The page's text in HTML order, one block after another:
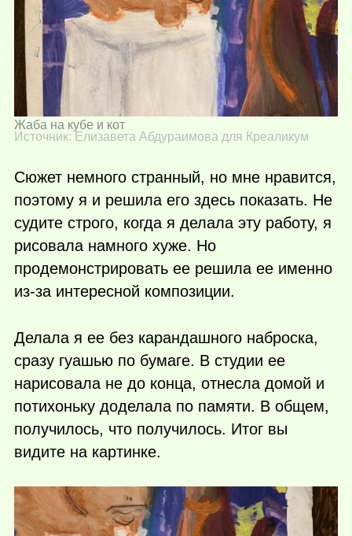
Жаба на кубе и кот
Источник: Елизавета Абдураимова для Креаликум
Сюжет немного странный, но мне нравится,
поэтому я и решила его здесь показать. Не
судите строго, когда я делала эту работу, я
рисовала намного хуже. Но
продемонстрировать ее решила ее именно
из-за интересной композиции.
Делала я ее без карандашного наброска,
сразу гуашью по бумаге. В студии ее
нарисовала не до конца, отнесла домой и
потихоньку доделала по памяти. В общем,
получилось, что получилось. Итог вы
видите на картинке.